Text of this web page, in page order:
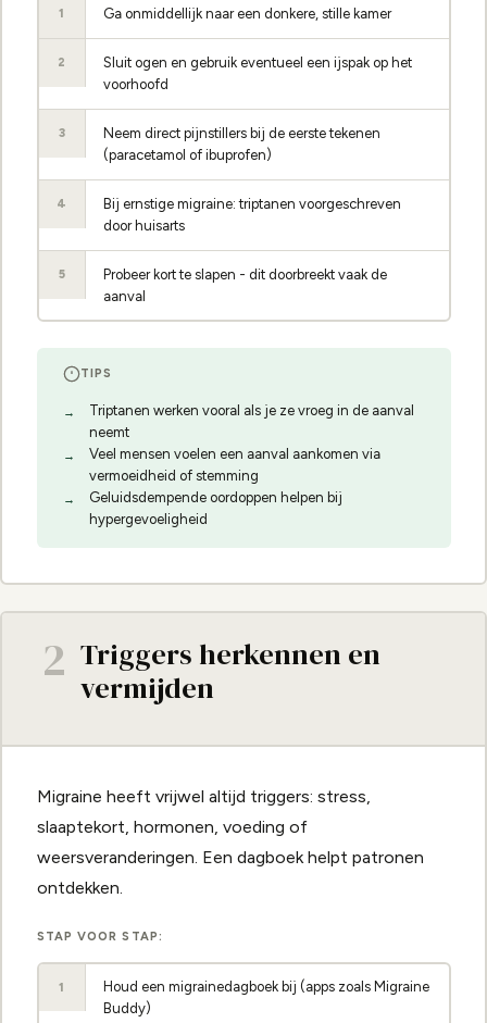
1 Ga onmiddellijk naar een donkere, stille kamer
2
Sluit ogen en gebruik eventueel een ijspak op het
voorhoofd
3
Neem direct pijnstillers bij de eerste tekenen
(paracetamol of ibuprofen)
4
Bij ernstige migraine: triptanen voorgeschreven
door huisarts
5
Probeer kort te slapen - dit doorbreekt vaak de
aanval
TIPS
Triptanen werken vooral als je ze vroeg in de aanval
neemt
Veel mensen voelen een aanval aankomen via
vermoeidheid of stemming
Geluidsdempende oordoppen helpen bij
hypergevoeligheid
2 Triggers herkennen en
vermijden
Migraine heeft vrijwel altijd triggers: stress,
slaaptekort, hormonen, voeding of
weersveranderingen. Een dagboek helpt patronen
ontdekken.
STAP VOOR STAP:
1
Houd een migrainedagboek bij (apps zoals Migraine
Buddy)